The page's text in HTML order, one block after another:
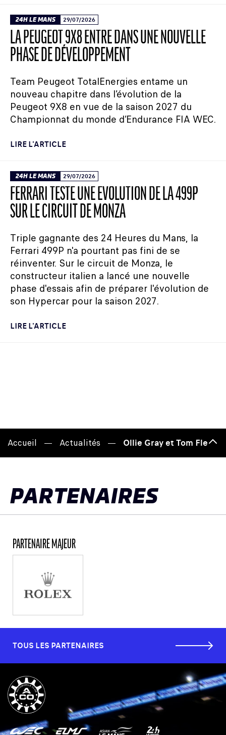
24H LE MANS 29/07/2026
LA PEUGEOT 9X8 ENTRE DANS UNE NOUVELLE
PHASE DE DÉVELOPPEMENT
Team Peugeot TotalEnergies entame un
nouveau chapitre dans l’évolution de la
Peugeot 9X8 en vue de la saison 2027 du
Championnat du monde d’Endurance FIA WEC.
LIRE L'ARTICLE
24H LE MANS 29/07/2026
FERRARI TESTE UNE ÉVOLUTION DE LA 499P
SUR LE CIRCUIT DE MONZA
Triple gagnante des 24 Heures du Mans, la
Ferrari 499P n'a pourtant pas fini de se
réinventer. Sur le circuit de Monza, le
constructeur italien a lancé une nouvelle
phase d'essais afin de préparer l'évolution de
son Hypercar pour la saison 2027.
LIRE L'ARTICLE
Accueil Actualités Ollie Gray et Tom
de
PARTENAIRES
PARTENAIRE MAJEUR
TOUS LES PARTENAIRES